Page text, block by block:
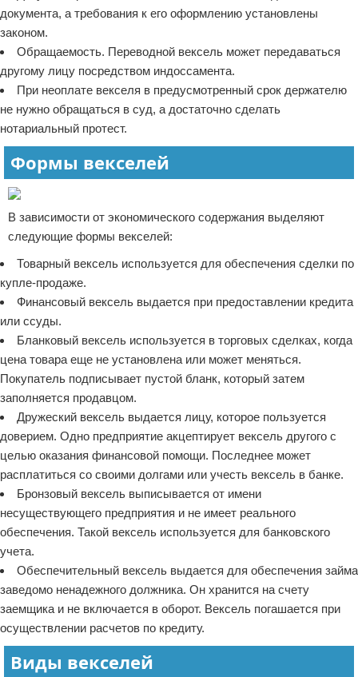
документа, а требования к его оформлению установлены
законом.
Обращаемость. Переводной вексель может передаваться
другому лицу посредством индоссамента.
При неоплате векселя в предусмотренный срок держателю
не нужно обращаться в суд, а достаточно сделать
нотариальный протест.
Формы векселей
В зависимости от экономического содержания выделяют
следующие формы векселей:
Товарный вексель используется для обеспечения сделки по
купле-продаже.
Финансовый вексель выдается при предоставлении кредита
или ссуды.
Бланковый вексель используется в торговых сделках, когда
цена товара еще не установлена или может меняться.
Покупатель подписывает пустой бланк, который затем
заполняется продавцом.
Дружеский вексель выдается лицу, которое пользуется
доверием. Одно предприятие акцептирует вексель другого с
целью оказания финансовой помощи. Последнее может
расплатиться со своими долгами или учесть вексель в банке.
Бронзовый вексель выписывается от имени
несуществующего предприятия и не имеет реального
обеспечения. Такой вексель используется для банковского
учета.
Обеспечительный вексель выдается для обеспечения займа
заведомо ненадежного должника. Он хранится на счету
заемщика и не включается в оборот. Вексель погашается при
осуществлении расчетов по кредиту.
Виды векселей